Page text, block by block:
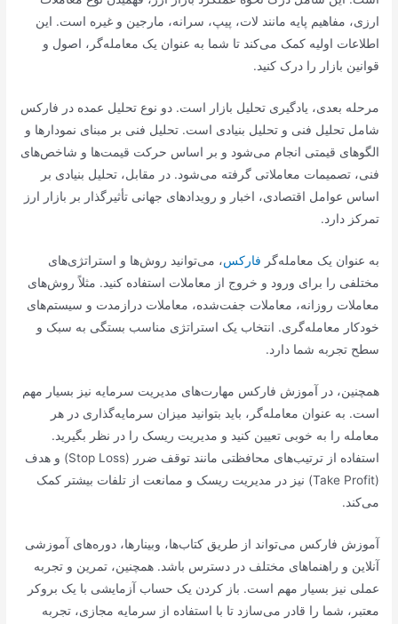
ارزی، مفاهیم پایه مانند لات، پیپ، سرانه، مارجین و غیره است. این
اطلاعات اولیه کمک می‌کند تا شما به عنوان یک معامله‌گر، اصول و
قوانین بازار را درک کنید.
مرحله بعدی، یادگیری تحلیل بازار است. دو نوع تحلیل عمده در فارکس
شامل تحلیل فنی و تحلیل بنیادی است. تحلیل فنی بر مبنای نمودارها و
الگوهای قیمتی انجام می‌شود و بر اساس حرکت قیمت‌ها و شاخص‌های
فنی، تصمیمات معاملاتی گرفته می‌شود. در مقابل، تحلیل بنیادی بر
اساس عوامل اقتصادی، اخبار و رویدادهای جهانی تأثیرگذار بر بازار ارز
تمرکز دارد.
به عنوان یک معامله‌گر فارکس، می‌توانید روش‌ها و استراتژی‌های
مختلفی را برای ورود و خروج از معاملات استفاده کنید. مثلاً روش‌های
معاملات روزانه، معاملات جفت‌شده، معاملات درازمدت و سیستم‌های
خودکار معامله‌گری. انتخاب یک استراتژی مناسب بستگی به سبک و
سطح تجربه شما دارد.
همچنین، در آموزش فارکس مهارت‌های مدیریت سرمایه نیز بسیار مهم
است. به عنوان معامله‌گر، باید بتوانید میزان سرمایه‌گذاری در هر
معامله را به خوبی تعیین کنید و مدیریت ریسک را در نظر بگیرید.
استفاده از ترتیب‌های محافظتی مانند توقف ضرر (Stop Loss) و هدف
(Take Profit) نیز در مدیریت ریسک و ممانعت از تلفات بیشتر کمک
می‌کند.
آموزش فارکس می‌تواند از طریق کتاب‌ها، وبینارها، دوره‌های آموزشی
آنلاین و راهنماهای مختلف در دسترس باشد. همچنین، تمرین و تجربه
عملی نیز بسیار مهم است. باز کردن یک حساب آزمایشی با یک بروکر
معتبر، شما را قادر می‌سازد تا با استفاده از سرمایه مجازی، تجربه